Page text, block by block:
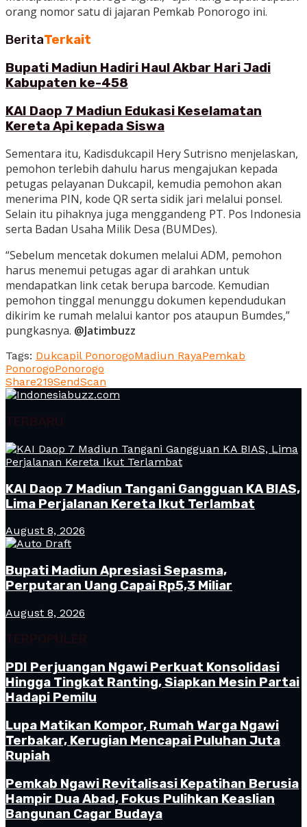
orang nomor satu di jajaran Pemkab Ponorogo ini.
BeritaTerkait
Bupati Madiun Hadiri Haul Akbar Hari Jadi
Kabupaten ke-458
KAI Daop 7 Madiun Edukasi Keselamatan
Kereta Api kepada Siswa
Sementara itu, Kadisdukcapil Hery Sutrisno menjelaskan,
pemohon terlebih dahulu harus mengajukan kepada
petugas pelayanan Dukcapil, kemudia pemohon akan
menerima PIN, kode QR serta sidik jari melalui ponsel.
Selain itu pihaknya juga menggandeng PT. Pos Indonesia
serta Badan Usaha Milik Desa (BUMDes).
“Sebelum mencetak dokumen melalui ADM, pemohon
harus menemui petugas agar di arahkan untuk
mendapatkan link cetak berupa barcode. Kemudian
pemohon tinggal menunggu dokumen kependudukan
dikirim ke rumah melalui kantor pos ataupun Bumdes,”
pungkasnya. @Jatimbuzz
Tags: Dukcapil PonorogoMadiun RayaPemkab
PonorogoPonorogo
Share219SendScan
TERBARU
KAI Daop 7 Madiun Tangani Gangguan KA BIAS,
Lima Perjalanan Kereta Ikut Terlambat
August 8, 2026
Bupati Madiun Apresiasi Sepasma,
Perputaran Uang Capai Rp5,3 Miliar
August 8, 2026
TERPOPULER
PDI Perjuangan Ngawi Perkuat Konsolidasi
Hingga Tingkat Ranting, Siapkan Mesin Partai
Hadapi Pemilu
Lupa Matikan Kompor, Rumah Warga Ngawi
Terbakar, Kerugian Mencapai Puluhan Juta
Rupiah
Pemkab Ngawi Revitalisasi Kepatihan Berusia
Hampir Dua Abad, Fokus Pulihkan Keaslian
Bangunan Cagar Budaya